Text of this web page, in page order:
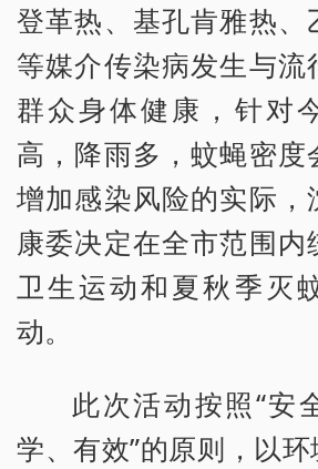
登革热、基孔肯雅热、
等媒介传染病发生与流
群众身体健康，针对
高，降雨多，蚊蝇密度
增加感染风险的实际，
康委决定在全市范围内
卫生运动和夏秋季灭
动。
此次活动按照“安
学、有效”的原则，以环